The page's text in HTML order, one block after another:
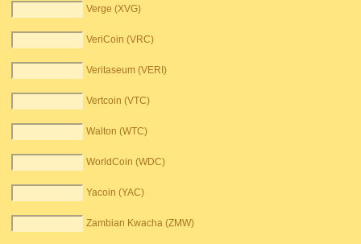
Verge (XVG)
VeriCoin (VRC)
Veritaseum (VERI)
Vertcoin (VTC)
Walton (WTC)
WorldCoin (WDC)
Yacoin (YAC)
Zambian Kwacha (ZMW)